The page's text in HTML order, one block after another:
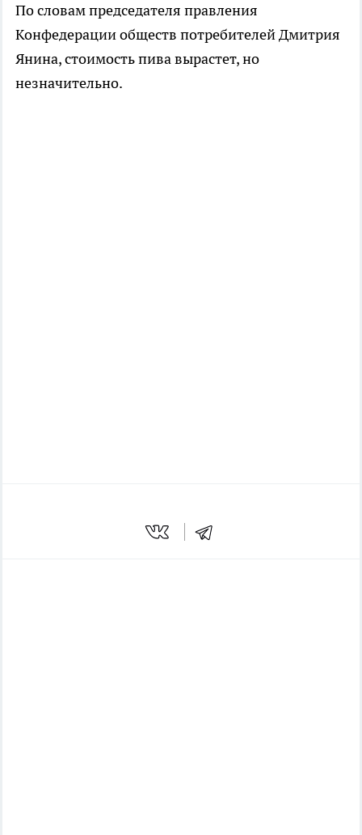
По словам председателя правления
Конфедерации обществ потребителей Дмитрия
Янина, стоимость пива вырастет, но
незначительно.